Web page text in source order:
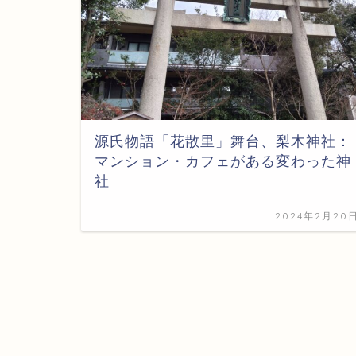
源氏物語「花散里」舞台、梨木神社：
マンション・カフェがある変わった神
社
2024年2月20